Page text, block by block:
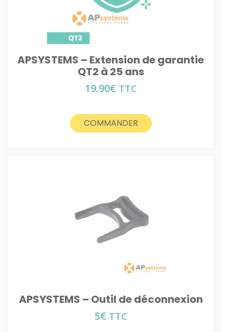
APSYSTEMS – Extension de garantie
QT2 à 25 ans
19.90€ TTC
COMMANDER
APSYSTEMS – Outil de déconnexion
5€ TTC